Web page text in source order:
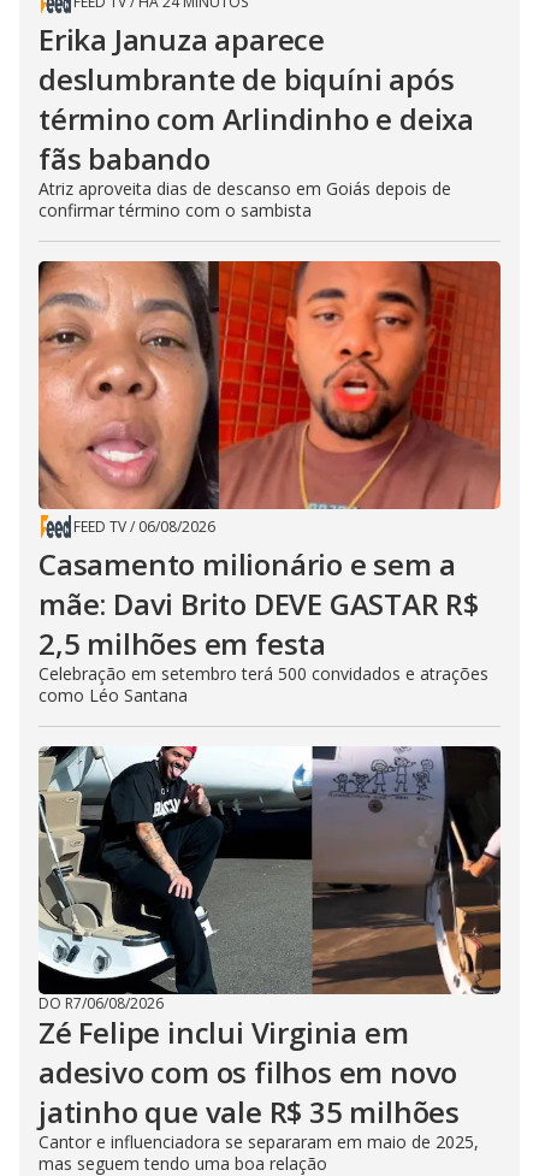
Erika Januza aparece
deslumbrante de biquíni após
término com Arlindinho e deixa
fãs babando
Atriz aproveita dias de descanso em Goiás depois de
confirmar término com o sambista
FEED TV/ 06/08/2026
Casamento milionário e sem a
mãe: Davi Brito DEVE GASTAR R$
2,5 milhões em festa
Celebração em setembro terá 500 convidados e atrações
como Léo Santana
DO R7/06/08/2026
Zé Felipe inclui Virginia em
adesivo com os filhos em novo
jatinho que vale R$ 35 milhões
Cantor e influenciadora se separaram em maio de 2025,
mas seguem tendo uma boa relação